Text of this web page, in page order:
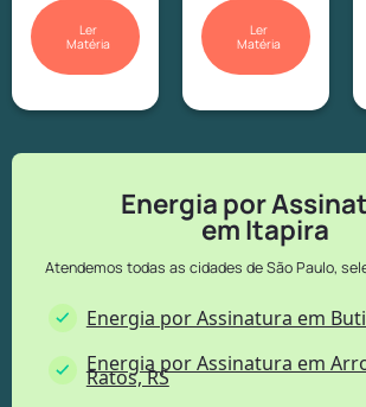
Ler
Matéria
Ler
Matéria
Energia por
em Itapira
Atendemos todas as cidades de São Paulo,
Energia por Assinatura em
Energia por Assinatura em
Ratos, RS